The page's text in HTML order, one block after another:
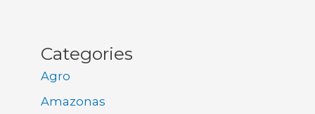
Categories
Agro
Amazonas